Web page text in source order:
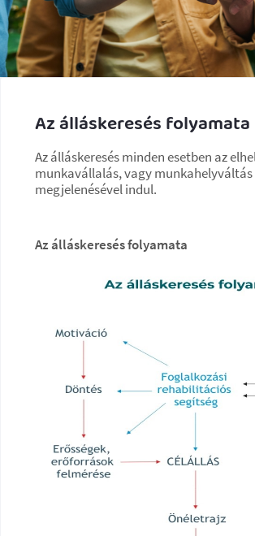
Az álláskeresés folyamata
Az álláskeresés minden esetben az
munkavállalás, vagy
megjelenésével indul.
Az álláskeresés folyamata